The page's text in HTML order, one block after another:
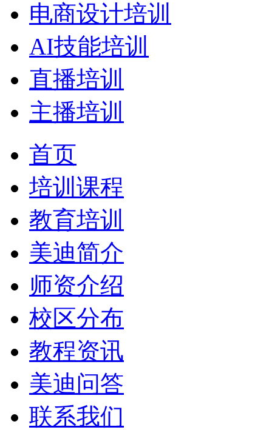
电商设计培训
AI技能培训
直播培训
主播培训
首页
培训课程
教育培训
美迪简介
师资介绍
校区分布
教程资讯
美迪问答
联系我们